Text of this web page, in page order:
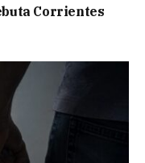
Corrientes